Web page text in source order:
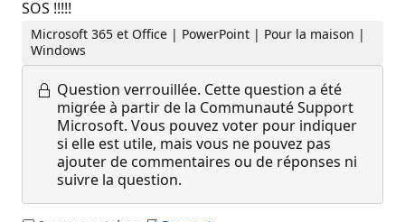
SOS !!!!!
Microsoft 365 et Office | PowerPoint | Pour la maison |
Windows
Question verrouillée. Cette question a été
migrée à partir de la Communauté Support
Microsoft. Vous pouvez voter pour indiquer
si elle est utile, mais vous ne pouvez pas
ajouter de commentaires ou de réponses ni
suivre la question.